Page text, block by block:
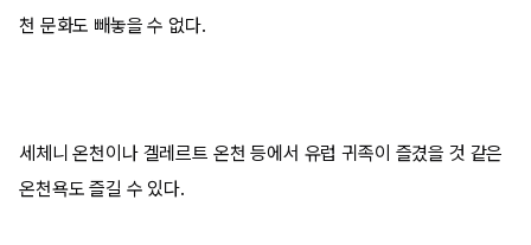
천 문화도 빼놓을 수 없다.
세체니 온천이나 겔레르트 온천 등에서 유럽 귀족이 즐겼을 것 같은
온천욕도 즐길 수 있다.